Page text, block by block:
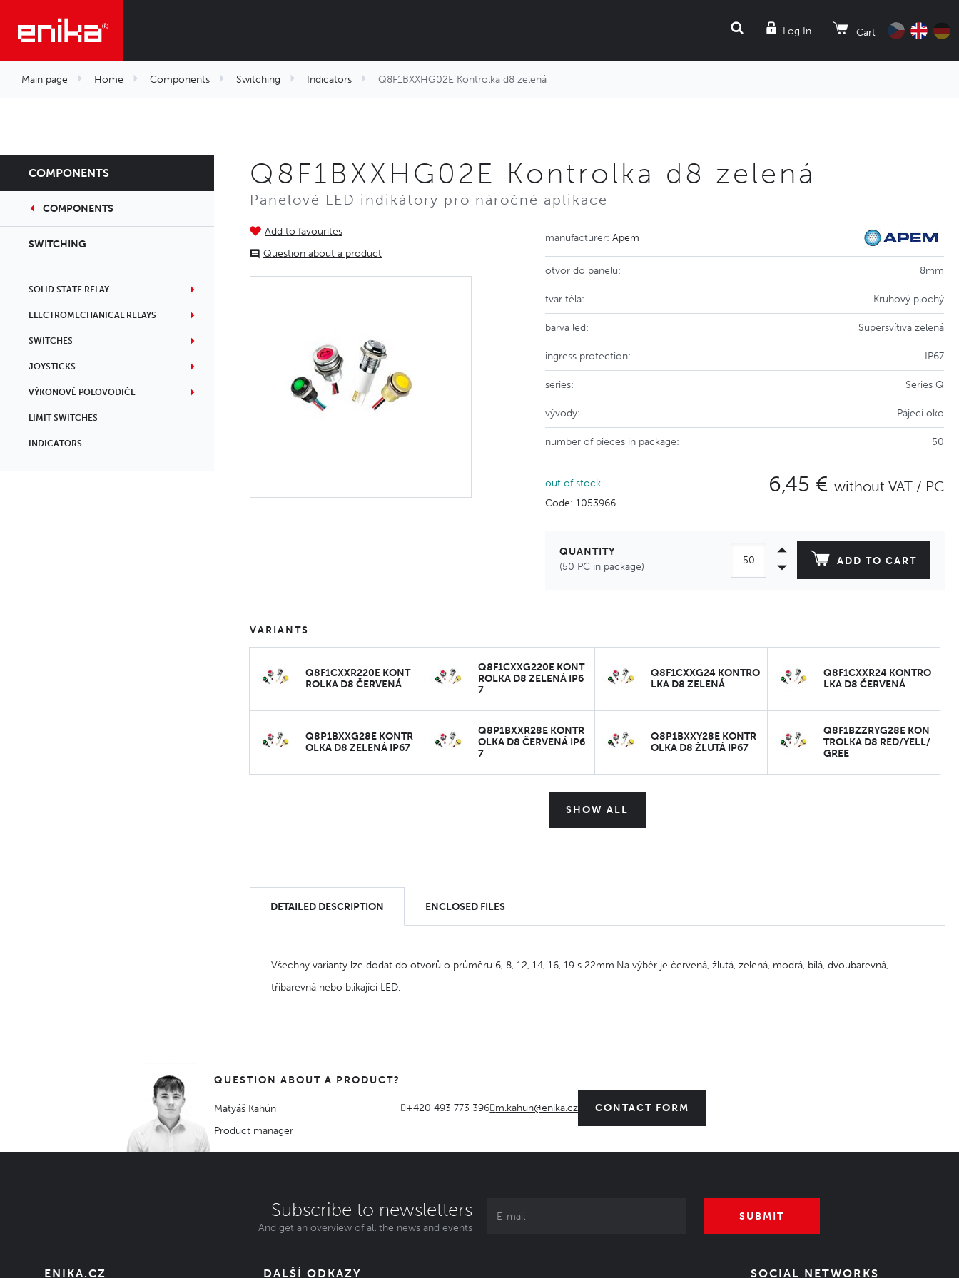
Log In Cart
SEARCH
Main page Home Components Switching Indicators Q8F1BXXHG02E Kontrolka d8 zelená
COMPONENTS
COMPONENTS
SWITCHING
SOLID STATE RELAY
ELECTROMECHANICAL RELAYS
SWITCHES
JOYSTICKS
VÝKONOVÉ POLOVODIČE
LIMIT SWITCHES
INDICATORS
Q8F1BXXHG02E Kontrolka d8 zelená
Panelové LED indikátory pro náročné aplikace
Add to favourites
Question about a product
manufacturer:Apem
otvor do panelu: 8mm
tvar těla: Kruhový plochý
barva led: Supersvítivá zelená
ingress protection: IP67
series: Series Q
vývody: Pájecí oko
number of pieces in package: 50
out of stock
Code: 1053966
6,45 € without VAT / PC
QUANTITY
(50 PC in package)
ADD TO CART
VARIANTS
Q8F1CXXR220E KONT
ROLKA D8 ČERVENÁ
Q8F1CXXG220E KONT
ROLKA D8 ZELENÁ IP6
7
Q8F1CXXG24 KONTRO
LKA D8 ZELENÁ
Q8F1CXXR24 KONTRO
LKA D8 ČERVENÁ
Q8P1BXXG28E KONTR
OLKA D8 ZELENÁ IP67
Q8P1BXXR28E KONTR
OLKA D8 ČERVENÁ IP6
7
Q8P1BXXY28E KONTR
OLKA D8 ŽLUTÁ IP67
Q8F1BZZRYG28E KON
TROLKA D8 RED/YELL/
GREE
SHOW ALL
DETAILED DESCRIPTION ENCLOSED FILES
Všechny varianty lze dodat do otvorů o průměru 6, 8, 12, 14, 16, 19 s 22mm.Na výběr je červená, žlutá, zelená, modrá, bílá, dvoubarevná,
tříbarevná nebo blikající LED.
QUESTION ABOUT A PRODUCT?
Matyáš Kahún
Product manager
+420 493 773 396 m.kahun@enika.cz CONTACT FORM
Subscribe to newsletters
And get an overview of all the news and events
SUBMIT
ENIKA.CZ DALŠÍ ODKAZY SOCIAL NETWORKS